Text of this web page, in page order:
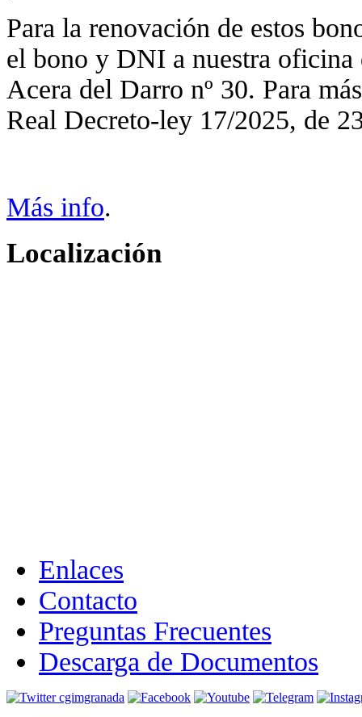
Para la renovación de estos
el bono y DNI a nuestra oficina
Acera del Darro nº 30. Para
Real Decreto-ley 17/2025, de
Más info.
Localización
Enlaces
Contacto
Preguntas Frecuentes
Descarga de Documentos